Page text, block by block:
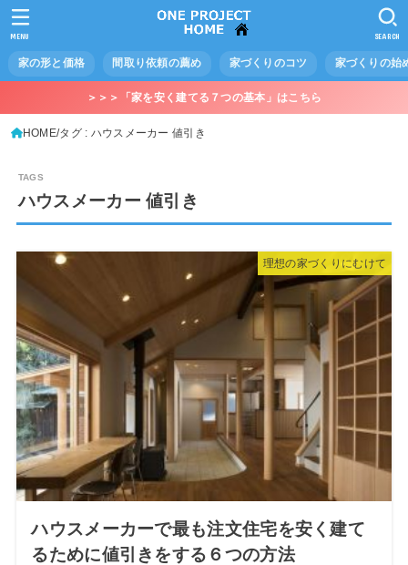
家の形と価格 間取り依頼の薦め 家づくりのコツ 家づくりの始
SEARCH
MENU
＞＞＞「家を安く建てる７つの基本」はこちら
HOME タグ : ハウスメーカー 値引き
ハウスメーカー 値引き
理想の家づくりにむけて
ハウスメーカーで最も注文住宅を安く建て
るために値引きをする６つの方法